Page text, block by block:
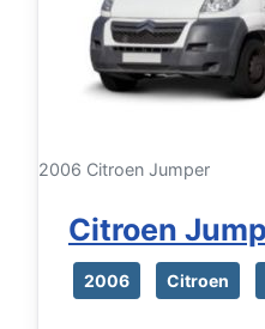
2006 Citroen Jumper
Citroen
2006 Citroen